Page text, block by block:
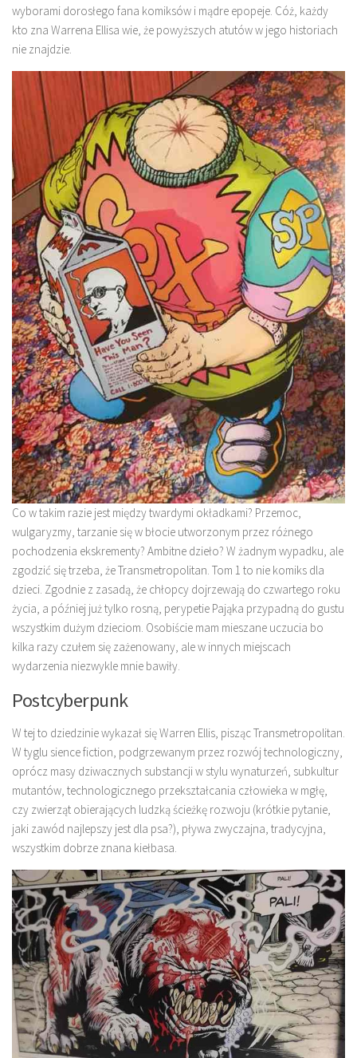
wyborami dorosłego fana komiksów i mądre epopeje. Cóż, każdy
kto zna Warrena Ellisa wie, że powyższych atutów w jego historiach
nie znajdzie.
Co w takim razie jest między twardymi okładkami? Przemoc,
wulgaryzmy, tarzanie się w błocie utworzonym przez różnego
pochodzenia ekskrementy? Ambitne dzieło? W żadnym wypadku, ale
zgodzić się trzeba, że Transmetropolitan. Tom 1 to nie komiks dla
dzieci. Zgodnie z zasadą, że chłopcy dojrzewają do czwartego roku
życia, a później już tylko rosną, perypetie Pająka przypadną do gustu
wszystkim dużym dzieciom. Osobiście mam mieszane uczucia bo
kilka razy czułem się zażenowany, ale w innych miejscach
wydarzenia niezwykle mnie bawiły.
Postcyberpunk
W tej to dziedzinie wykazał się Warren Ellis, pisząc Transmetropolitan.
W tyglu sience fiction, podgrzewanym przez rozwój technologiczny,
oprócz masy dziwacznych substancji w stylu wynaturzeń, subkultur
mutantów, technologicznego przekształcania człowieka w mgłę,
czy zwierząt obierających ludzką ścieżkę rozwoju (krótkie pytanie,
jaki zawód najlepszy jest dla psa?), pływa zwyczajna, tradycyjna,
wszystkim dobrze znana kiełbasa.